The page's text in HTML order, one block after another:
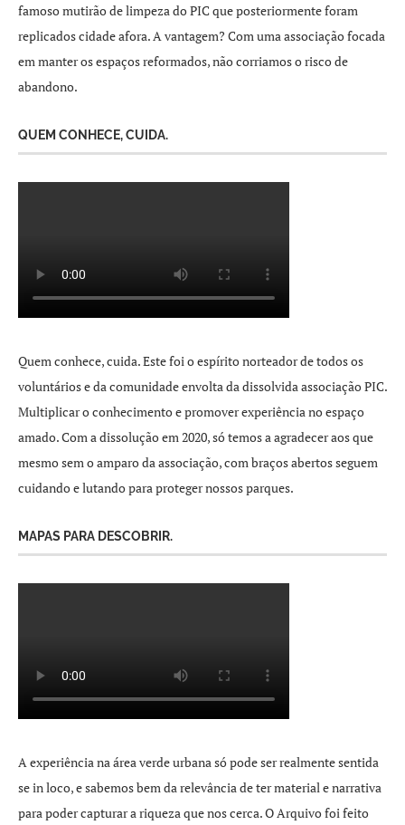
famoso mutirão de limpeza do PIC que posteriormente foram
replicados cidade afora. A vantagem? Com uma associação focada
em manter os espaços reformados, não corriamos o risco de
abandono.
QUEM CONHECE, CUIDA.
Quem conhece, cuida. Este foi o espírito norteador de todos os
voluntários e da comunidade envolta da dissolvida associação PIC.
Multiplicar o conhecimento e promover experiência no espaço
amado. Com a dissolução em 2020, só temos a agradecer aos que
mesmo sem o amparo da associação, com braços abertos seguem
cuidando e lutando para proteger nossos parques.
MAPAS PARA DESCOBRIR.
A experiência na área verde urbana só pode ser realmente sentida
se in loco, e sabemos bem da relevância de ter material e narrativa
para poder capturar a riqueza que nos cerca. O Arquivo foi feito